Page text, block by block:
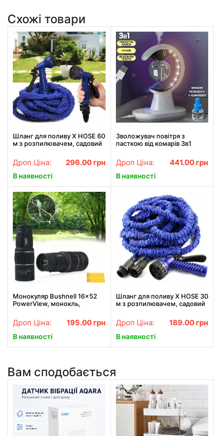
Схожі товари
Шланг для поливу X HOSE 60
м з розпилювачем, садовий
для саду
Дроп Ціна: 296.00 грн
В наявності
Зволожувач повітря з
пасткою від комарів 3в1
москітна лампа з підсвіткою
ONL
Дроп Ціна: 441.00 грн
В наявності
Монокуляр Bushnell 16x52
PowerView, монокль,
чохлом
Дроп Ціна: 195.00 грн
В наявності
Шланг для поливу X HOSE 30
м з розпилювачем, садовий
саду СИНІЙ
Дроп Ціна: 189.00 грн
В наявності
Вам сподобається